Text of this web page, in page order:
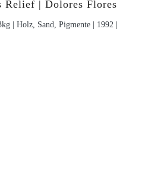
Relief | Dolores Flores
| Holz, Sand, Pigmente | 1992 |